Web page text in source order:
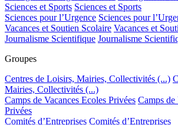
Sciences et Sports Sciences et Sports
Sciences pour l’Urgence Sciences pour
Vacances et Soutien Scolaire Vacances et
Journalisme Scientifique Journalisme
Groupes
Centres de Loisirs, Mairies, Collectivités (...)
Mairies, Collectivités (...)
Camps de Vacances Ecoles Privées Camps de
Privées
Comités d’Entreprises Comités d’Entreprises